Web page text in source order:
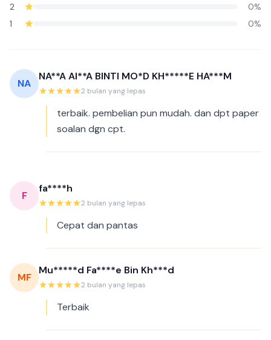
2
0%
1
0%
NA
NA**A AI**A BINTI MO*D KH*****E HA***M
2 bulan yang lepas
terbaik. pembelian pun mudah. dan dpt paper
soalan dgn cpt.
F
fa****h
2 bulan yang lepas
Cepat dan pantas
MF
Mu*****d Fa****e Bin Kh***d
2 bulan yang lepas
Terbaik